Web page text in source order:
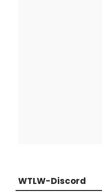
WTLW-Discord